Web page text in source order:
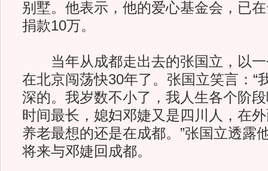
别墅。他表示，他的爱心基金会，已
捐款10万。
当年从成都走出去的张国立，以一
在北京闯荡快30年了。张国立笑言：“
深的。我岁数不小了，我人生各个阶
时间最长，媳妇邓婕又是四川人，在
养老最想的还是在成都。”张国立透露
将来与邓婕回成都。